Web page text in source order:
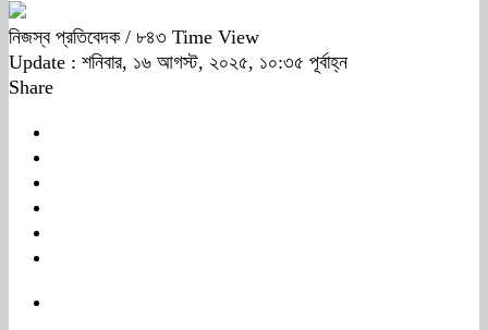
নিজস্ব প্রতিবেদক / ৮৪৩ Time View
Update : শনিবার, ১৬ আগস্ট, ২০২৫, ১০:৩৫ পূর্বাহ্ন
Share